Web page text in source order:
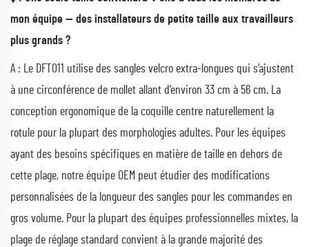
mon équipe — des installateurs de petite taille aux travailleurs
plus grands ?
A : Le DFT011 utilise des sangles velcro extra-longues qui s’ajustent
à une circonférence de mollet allant d’environ 33 cm à 56 cm. La
conception ergonomique de la coquille centre naturellement la
rotule pour la plupart des morphologies adultes. Pour les équipes
ayant des besoins spécifiques en matière de taille en dehors de
cette plage, notre équipe OEM peut étudier des modifications
personnalisées de la longueur des sangles pour les commandes en
gros volume. Pour la plupart des équipes professionnelles mixtes, la
plage de réglage standard convient à la grande majorité des